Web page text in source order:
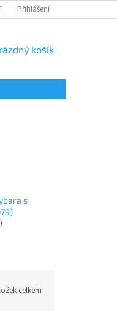
OCHRANA OSOBNÍCH
Přihlášení
košík
s
)
celkem